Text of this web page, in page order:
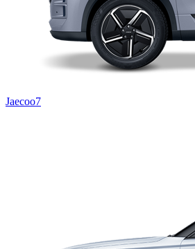
Jaecoo7